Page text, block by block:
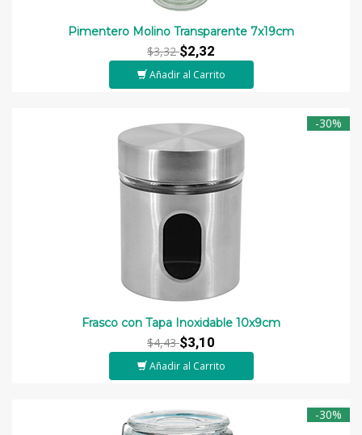
Pimentero Molino Transparente 7x19cm
$3,32$2,32
Añadir al Carrito
-30%
Frasco con Tapa Inoxidable 10x9cm
$4,43$3,10
Añadir al Carrito
-30%